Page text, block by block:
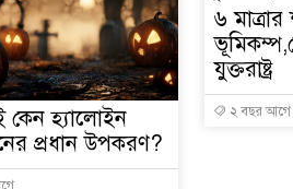
হ্যালোইন
প্রধান উপকরণ?
৬ মাত্রার
যুক্তরাষ্ট্র
২ বছর আগে